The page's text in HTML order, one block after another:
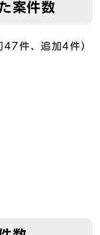
案件数
件、追加4件）